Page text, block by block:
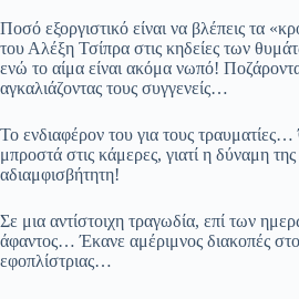
pp
m
Ποσό εξοργιστικό είναι να βλέπεις τα
του Αλέξη Τσίπρα στις κηδείες των
ενώ το αίμα είναι ακόμα νωπό!
αγκαλιάζοντας τους συγγενείς…
Το ενδιαφέρον του για τους
μπροστά στις κάμερες, γιατί η δύναμη της
αδιαμφισβήτητη!
Σε μια αντίστοιχη τραγωδία, επί των
άφαντος… Έκανε αμέριμνος διακοπές
εφοπλίστριας…